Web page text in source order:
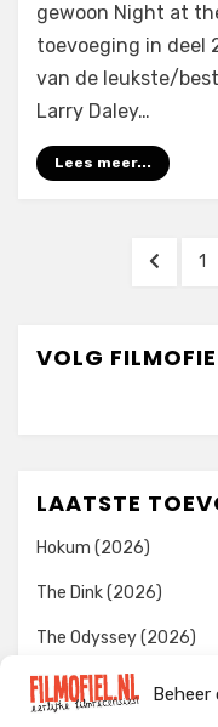
gewoon Night at
toevoeging in deel
van de leukste/
Larry Daley…
Lees meer...
VORIGE
1
VOLG
LAATSTE
Hokum (2026)
The Dink (2026)
The Odyssey (2026)
Evil Dead Burn (2026)